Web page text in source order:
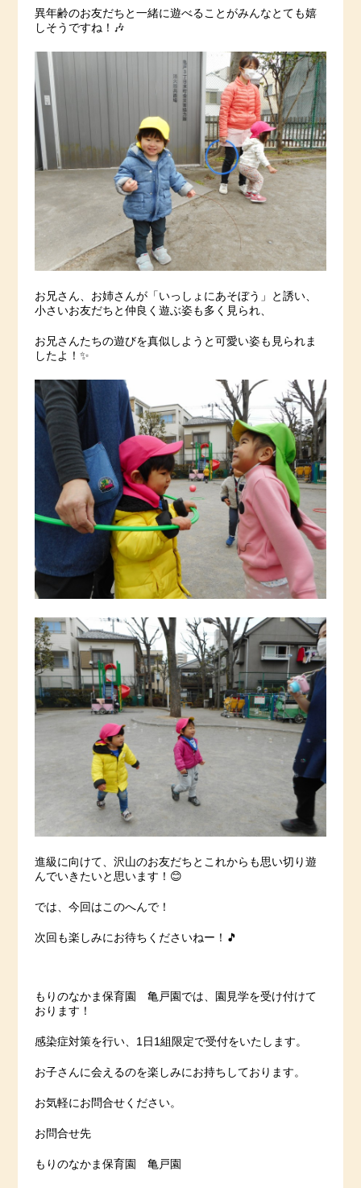
異年齢のお友だちと一緒に遊べることがみんなとても嬉
しそうですね！🎶
お兄さん、お姉さんが「いっしょにあそぼう」と誘い、
小さいお友だちと仲良く遊ぶ姿も多く見られ、
お兄さんたちの遊びを真似しようと可愛い姿も見られま
したよ！✨
進級に向けて、沢山のお友だちとこれからも思い切り遊
んでいきたいと思います！😊
では、今回はこのへんで！
次回も楽しみにお待ちくださいねー！🎵
もりのなかま保育園 亀戸園では、園見学を受け付けて
おります！
感染症対策を行い、1日1組限定で受付をいたします。
お子さんに会えるのを楽しみにお持ちしております。
お気軽にお問合せください。
お問合せ先
もりのなかま保育園 亀戸園